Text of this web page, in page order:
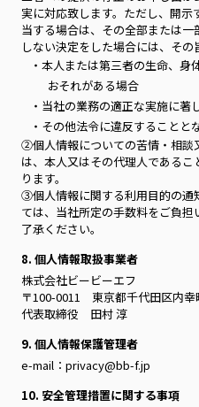
実に対応致します。ただし、開
当する場合は、その全部または
しない決定をした場合には、その
・本人または第三者の生命、
おそれがある場合
・当社の業務の適正な実施に
・その他法令に違反することと
②個人情報についての苦情・相談
は、本人又はその代理人である
ります。
③個人情報に関する利用目的の通
ては、当社所定の手数料をご負
了承ください。
8. 個人情報取扱事業者
株式会社ビービーエフ
〒100-0011 東京都千代田区内
代表取締役 田村 淳
9. 個人情報保護管理者
e-mail：privacy@bb-f.jp
10. 安全管理措置に関する事項